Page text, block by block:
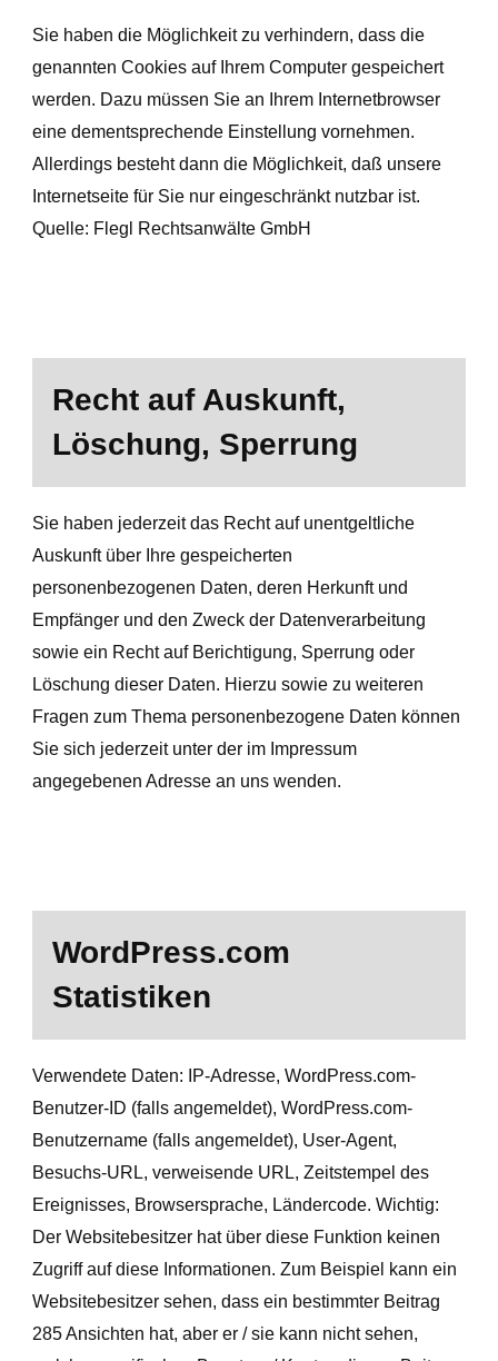
Sie haben die Möglichkeit zu verhindern, dass die
genannten Cookies auf Ihrem Computer gespeichert
werden. Dazu müssen Sie an Ihrem Internetbrowser
eine dementsprechende Einstellung vornehmen.
Allerdings besteht dann die Möglichkeit, daß unsere
Internetseite für Sie nur eingeschränkt nutzbar ist.
Quelle: Flegl Rechtsanwälte GmbH
Recht auf Auskunft,
Löschung, Sperrung
Sie haben jederzeit das Recht auf unentgeltliche
Auskunft über Ihre gespeicherten
personenbezogenen Daten, deren Herkunft und
Empfänger und den Zweck der Datenverarbeitung
sowie ein Recht auf Berichtigung, Sperrung oder
Löschung dieser Daten. Hierzu sowie zu weiteren
Fragen zum Thema personenbezogene Daten können
Sie sich jederzeit unter der im Impressum
angegebenen Adresse an uns wenden.
WordPress.com
Statistiken
Verwendete Daten: IP-Adresse, WordPress.com-
Benutzer-ID (falls angemeldet), WordPress.com-
Benutzername (falls angemeldet), User-Agent,
Besuchs-URL, verweisende URL, Zeitstempel des
Ereignisses, Browsersprache, Ländercode. Wichtig:
Der Websitebesitzer hat über diese Funktion keinen
Zugriff auf diese Informationen. Zum Beispiel kann ein
Websitebesitzer sehen, dass ein bestimmter Beitrag
285 Ansichten hat, aber er / sie kann nicht sehen,